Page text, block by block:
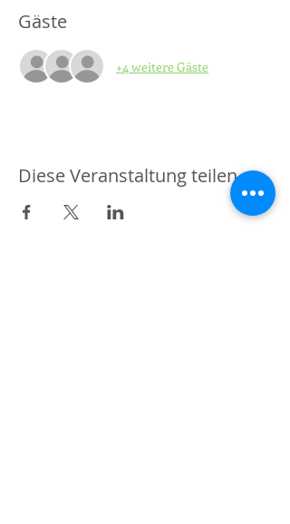
Gäste
+4 weitere Gäste
Diese Veranstaltung teilen